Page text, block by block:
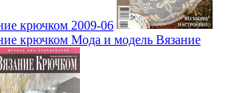
крючком 2009-06
крючком Мода и модель Вязание